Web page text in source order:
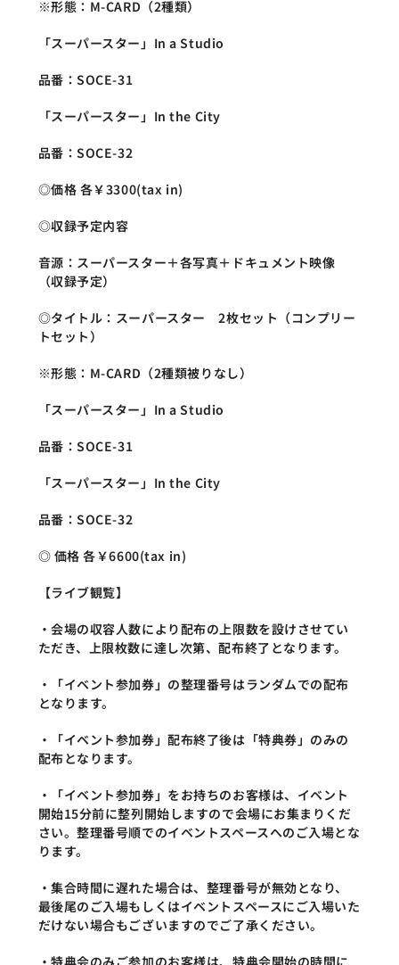
※形態：M-CARD（2種類）
「スーパースター」In a Studio
品番：SOCE-31
「スーパースター」In the City
品番：SOCE-32
◎価格 各￥3300(tax in)
◎収録予定内容
音源：スーパースター＋各写真＋ドキュメント映像
（収録予定）
◎タイトル：スーパースター　2枚セット（コンプリー
トセット）
※形態：M-CARD（2種類被りなし）
「スーパースター」In a Studio
品番：SOCE-31
「スーパースター」In the City
品番：SOCE-32
◎ 価格 各￥6600(tax in)
【ライブ観覧】
・会場の収容人数により配布の上限数を設けさせてい
ただき、上限枚数に達し次第、配布終了となります。
・「イベント参加券」の整理番号はランダムでの配布
となります。
・「イベント参加券」配布終了後は「特典券」のみの
配布となります。
・「イベント参加券」をお持ちのお客様は、イベント
開始15分前に整列開始しますので会場にお集まりくだ
さい。整理番号順でのイベントスペースへのご入場とな
ります。
・集合時間に遅れた場合は、整理番号が無効となり、
最後尾のご入場もしくはイベントスペースにご入場いた
だけない場合もございますのでご了承ください。
・特典会のみご参加のお客様は、特典会開始の時間に